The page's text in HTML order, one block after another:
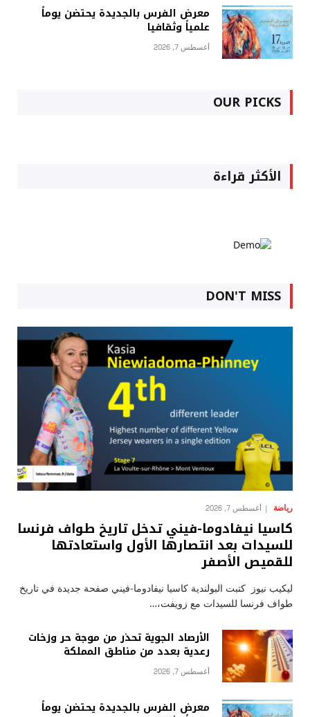
معرض الفرس بالجديدة يحتضن يوماً
علمياً وثقافيا
أغسطس 7, 2026
OUR PICKS
الأكثر قراءة
DON'T MISS
رياضة أغسطس 7, 2026
كاسيا نيفادوما-فيني تدخل تاريخ طواف فرنسا
للسيدات بعد انتصارها الأول واستعادتها
للقميص الأصفر
ليكيب نيوز كتبت البولندية كاسيا نيفادوما-فيني صفحة جديدة في تاريخ
طواف فرنسا للسيدات مع زويفت،…
الأرصاد الجوية تحذر من موجة حر وزخات
رعدية بعدد من مناطق المملكة
أغسطس 7, 2026
معرض الفرس بالجديدة يحتضن يوماً